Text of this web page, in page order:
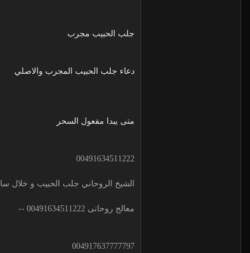
جلب الحبيب مجرب
دعاء جلب الحبيب المجرب والاصلي
متى يبدا مفعول السحر
00491634511222
الشيخ الروحاني جلب الحبيب و خلال ساعة 00491634511222 لجلب
معالج روحانى 00491634511222 --
004917637777797